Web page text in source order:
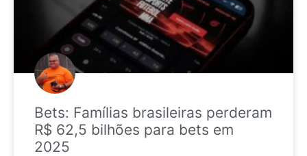
Bets: Famílias brasileiras perderam
R$ 62,5 bilhões para bets em
2025